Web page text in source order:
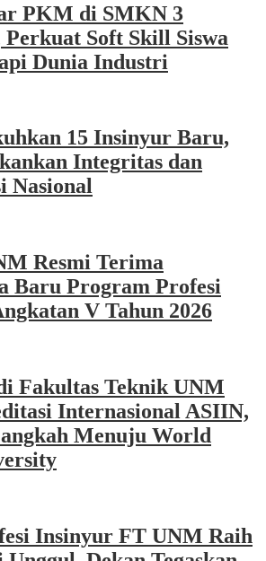
PKM di SMKN 3
Perkuat Soft Skill Siswa
Dunia Industri
15 Insinyur Baru,
Integritas dan
Nasional
Resmi Terima
Baru Program Profesi
V Tahun 2026
Fakultas Teknik UNM
Internasional ASIIN,
Menuju World
Insinyur FT UNM Raih